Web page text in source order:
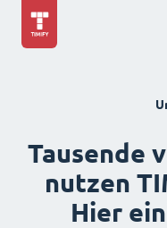
Tausende
nutzen
Hier